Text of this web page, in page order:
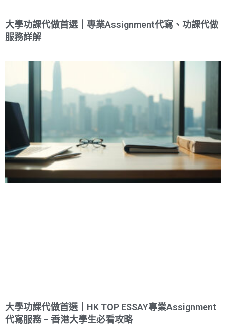
大學功課代做首選｜專業Assignment代寫、功課代做
服務詳解
大學功課代做首選｜HK TOP ESSAY專業Assignment
代寫服務 – 香港大學生必看攻略